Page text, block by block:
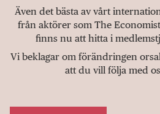
Även det bästa av vårt
från aktörer som The
finns nu att hitta i
Vi beklagar om förändringen
att du vill följa med